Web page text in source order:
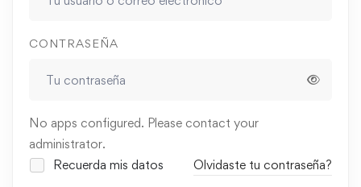
CONTRASEÑA
No apps configured. Please contact your
administrator.
Recuerda mis datos
Olvidaste tu contraseña?